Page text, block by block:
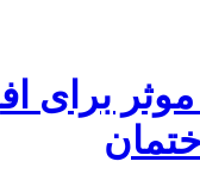
برای